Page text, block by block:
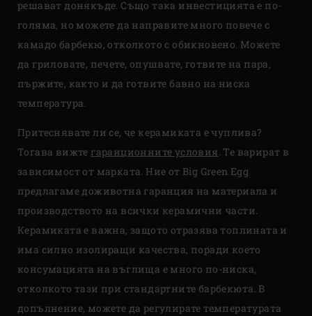
решават донякъде. Също така инвестицията е по-
голяма, но можете да направите много повече с
камадо барбекю, отколкото с обикновено. Можете
да гриловате, печете, опушвате, готвите на пара,
пържите, както и да готвите бавно на ниска
температура.
Притеснявате ли се, че керамиката е чуплива?
Тогава вижтегаранционните условия. Те варират в
зависимост от марката. Ние от Big Green Egg
предлагаме доживотна гаранция на материала и
производството на всички керамични части.
Керамиката е важнa, защото отразява топлината и
има силно изолиращи качества, поради което
консумацията на въглища е много по-ниска,
отколкото тази при стандартните барбекюта. В
допълнение, можете да регулирате температурата